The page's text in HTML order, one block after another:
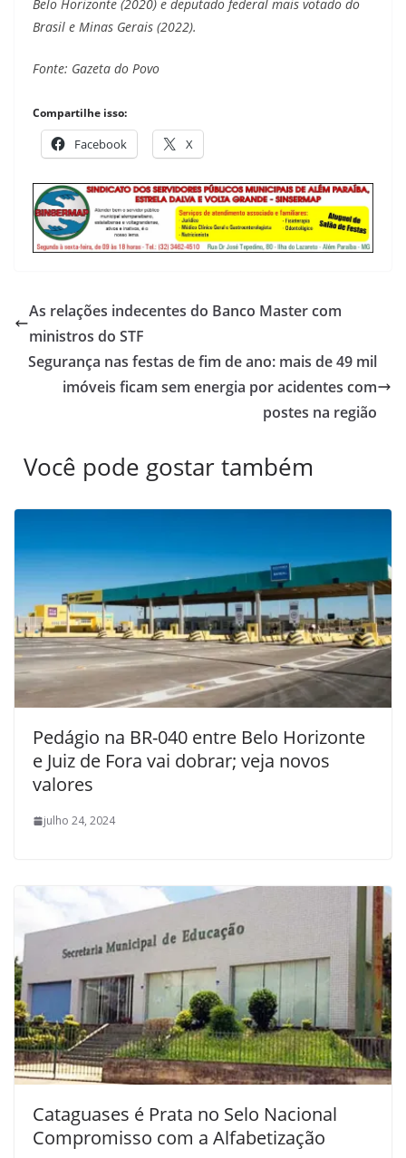
Belo Horizonte (2020) e deputado federal mais votado do
Brasil e Minas Gerais (2022).
Fonte: Gazeta do Povo
Compartilhe isso:
Facebook X
As relações indecentes do Banco Master com
ministros do STF
Segurança nas festas de fim de ano: mais de 49 mil
imóveis ficam sem energia por acidentes com
postes na região
Você pode gostar também
Pedágio na BR-040 entre Belo Horizonte
e Juiz de Fora vai dobrar; veja novos
valores
julho 24, 2024
Cataguases é Prata no Selo Nacional
Compromisso com a Alfabetização